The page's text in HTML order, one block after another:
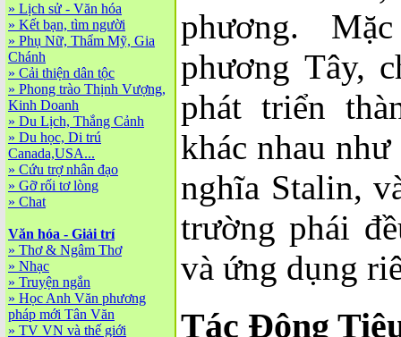
» Lịch sử - Văn hóa
» Kết bạn, tìm người
» Phụ Nữ, Thẩm Mỹ, Gia
Chánh
» Cải thiện dân tộc
» Phong trào Thịnh Vượng,
Kinh Doanh
» Du Lịch, Thắng Cảnh
» Du học, Di trú
Canada,USA...
» Cứu trợ nhân đạo
» Gỡ rối tơ lòng
» Chat
Văn hóa - Giải trí
» Thơ & Ngâm Thơ
» Nhạc
» Truyện ngắn
» Học Anh Văn phương
pháp mới Tân Văn
» TV VN và thế giới
phương.
phương Tây,
phát triển
khác nhau
nghĩa Stalin,
trường phái
và ứng dụng
Tác Động